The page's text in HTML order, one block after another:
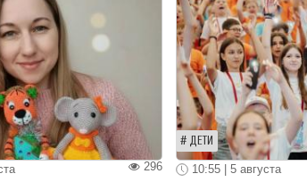
296
ДЕТИ
10:55 | 5 августа